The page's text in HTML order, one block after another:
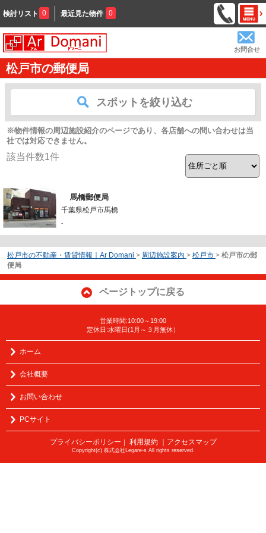
検討リスト 0 最近見た物件 0
お問合せ
松戸市の郵便局
スポットを絞り込む
※物件情報の周辺施設紹介のページであり、各店舗への問い合わせは当
社では対応できません。
該当件数1件
馬橋郵便局
千葉県松戸市馬橋
-
松戸市の不動産・賃貸情報｜Ar Domani > 周辺施設案内 > 松戸市 > 松戸市の郵
便局
ページトップに戻る
営業時間:10:00～19:00
定休日:水曜日(1月～３月無休）
ホーム
会社概要
お問い合わせ
PCサイト
プライバシーポリシー ｜ 利用規約 ｜アクセスマップ
Copyright(c) 株式会社Legare-s All rights reserved.